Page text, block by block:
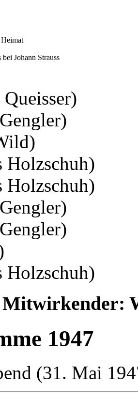
Johann Strauss
Holzschuh)
Holzschuh)
Holzschuh)
1947
(31. Mai